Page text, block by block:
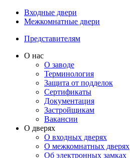
Входные двери
Межкомнатные двери
Представителям
О нас
О заводе
Терминология
Защита от подделок
Сертификаты
Документация
Застройщикам
Вакансии
О дверях
О входных дверях
О межкомнатных дверях
Об электронных замках